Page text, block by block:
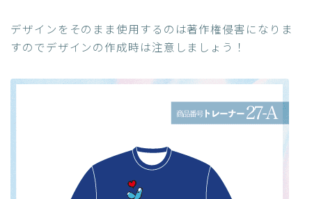
デザインをそのまま使用するのは著作権侵害になりま
すのでデザインの作成時は注意しましょう！